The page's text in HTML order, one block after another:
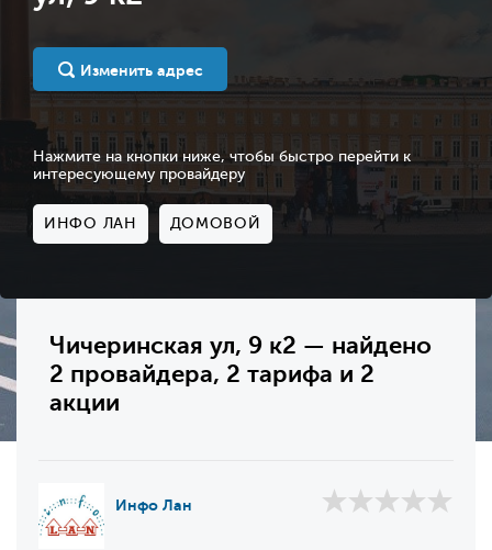
Изменить адрес
Нажмите на кнопки ниже, чтобы быстро перейти к
интересующему провайдеру
ИНФО ЛАН ДОМОВОЙ
Чичеринская ул, 9 к2 — найдено
2 провайдера, 2 тарифа и 2
акции
Инфо Лан